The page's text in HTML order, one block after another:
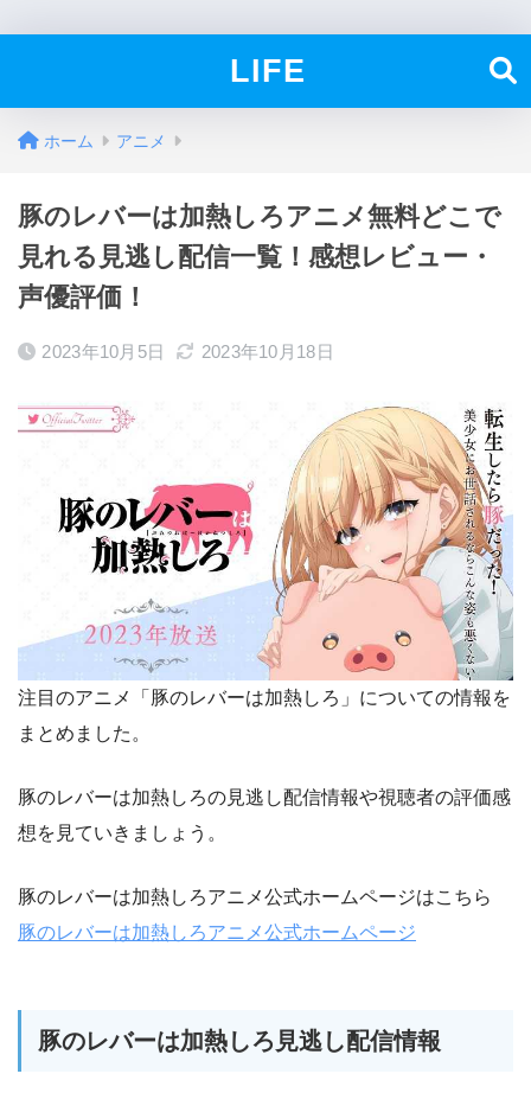
LIFE
ホーム アニメ
豚のレバーは加熱しろアニメ無料どこで
見れる見逃し配信一覧！感想レビュー・
声優評価！
2023年10月5日 2023年10月18日
注目のアニメ「豚のレバーは加熱しろ」についての情報を
まとめました。
豚のレバーは加熱しろの見逃し配信情報や視聴者の評価感
想を見ていきましょう。
豚のレバーは加熱しろアニメ公式ホームページはこちら
豚のレバーは加熱しろアニメ公式ホームページ
豚のレバーは加熱しろ見逃し配信情報